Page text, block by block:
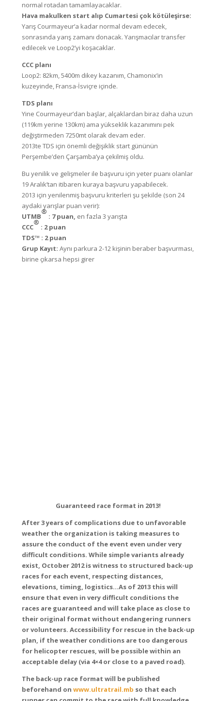
normal rotadan tamamlayacaklar.
Hava makulken start alıp Cumartesi çok kötüleşirse:
Yarış Courmayeur’a kadar normal devam edecek,
sonrasında yarış zamanı donacak. Yarışmacılar transfer
edilecek ve Loop2’yi koşacaklar.
CCC planı
Loop2: 82km, 5400m dikey kazanım, Chamonix’in
kuzeyinde, Fransa-İsviçre içinde.
TDS planı
Yine Courmayeur’dan başlar, alçaklardan biraz daha uzun
(119km yerine 130km) ama yükseklik kazanımını pek
değiştirmeden 7250mt olarak devam eder.
2013te TDS için önemli değişiklik start gününün
Perşembe’den Çarşamba’ya çekilmiş oldu.
Bu yenilik ve gelişmeler ile başvuru için yeter puanı olanlar
19 Aralık’tan itibaren kuraya başvuru yapabilecek.
2013 için yenilenmiş başvuru kriterleri şu şekilde (son 24
aydaki yarışlar puan verir):
UTMB
®
: 7 puan, en fazla 3 yarışta
CCC
®
: 2puan
TDS™ : 2puan
Grup Kayıt: Aynı parkura 2-12 kişinin beraber başvurması,
birine çıkarsa hepsi girer
Guaranteed race format in 2013!
After 3 years of complications due to unfavorable
weather the organization is taking measures to
assure the conduct of the event even under very
difficult conditions. While simple variants already
exist, October 2012 is witness to structured back-up
races for each event, respecting distances,
elevations, timing, logistics…As of 2013 this will
ensure that even in very difficult conditions the
races are guaranteed and will take place as close to
their original format without endangering runners
or volunteers. Accessibility for rescue in the back-up
plan, if the weather conditions are too dangerous
for helicopter rescues, will be possible within an
acceptable delay (via 4×4 or close to a paved road).
The back-up race format will be published
beforehand on www.ultratrail.mb so that each